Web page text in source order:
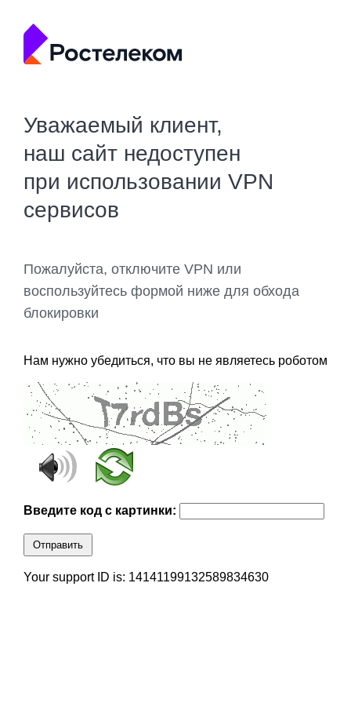
Уважаемый клиент,
наш сайт недоступен
при использовании VPN
сервисов
Пожалуйста, отключите VPN или
воспользуйтесь формой ниже для обхода
блокировки
Нам нужно убедиться, что вы не являетесь роботом
Введите код с картинки:
Отправить
Your support ID is: 14141199132589834630